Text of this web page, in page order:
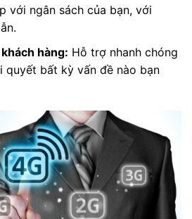
với ngân sách của bạn, với
hàng: Hỗ trợ nhanh chóng
quyết bất kỳ vấn đề nào bạn